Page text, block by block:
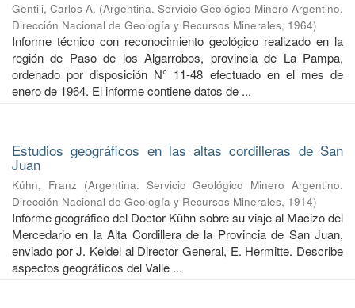
Gentili, Carlos A. (Argentina. Servicio Geológico Minero Argentino.
Dirección Nacional de Geología y Recursos Minerales, 1964)
Informe técnico con reconocimiento geológico realizado en la
región de Paso de los Algarrobos, provincia de La Pampa,
ordenado por disposición N° 11-48 efectuado en el mes de
enero de 1964. El informe contiene datos de ...
Estudios geográficos en las altas cordilleras de San
Juan
Kühn, Franz (Argentina. Servicio Geológico Minero Argentino.
Dirección Nacional de Geología y Recursos Minerales, 1914)
Informe geográfico del Doctor Kühn sobre su viaje al Macizo del
Mercedario en la Alta Cordillera de la Provincia de San Juan,
enviado por J. Keidel al Director General, E. Hermitte. Describe
aspectos geográficos del Valle ...